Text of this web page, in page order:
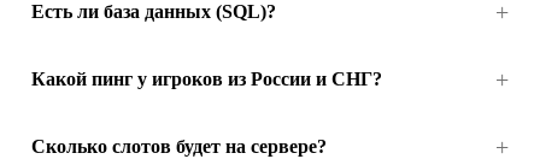
Есть ли база данных (SQL)?
Какой пинг у игроков из России и СНГ?
Сколько слотов будет на сервере?